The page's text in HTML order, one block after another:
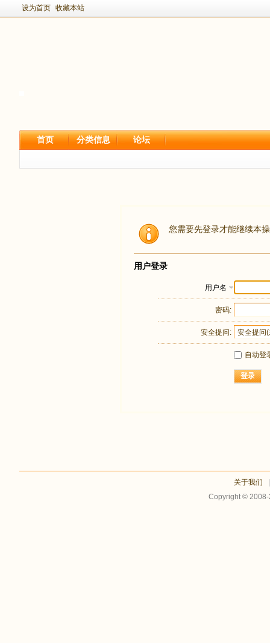
设为首页 收藏本站
首页 分类信息 论坛
您需要先登录才能继续本
用户登录
用户名
密码:
安全提问:
自动登
登录
关于我们
Copyright ©